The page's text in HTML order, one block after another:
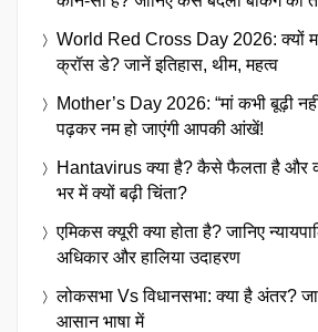
World Red Cross Day 2026: क्यों
क्रॉस डे? जानें इतिहास, थीम, महत्व
Mother’s Day 2026: “मां कभी बूढ़ी
पढ़कर नम हो जाएंगी आपकी आंखें!
Hantavirus क्या है? कैसे फैलता है और
भर में क्यों बढ़ी चिंता?
एमिकस क्यूरी क्या होता है? जानिए
अधिकार और हालिया उदाहरण
लोकसभा Vs विधानसभा: क्या है अंतर?
आसान भाषा में